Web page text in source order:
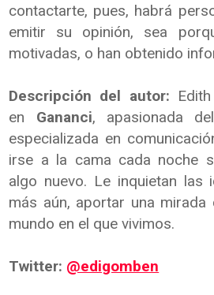
contactarte, pues, habrá
emitir su opinión, sea
motivadas, o han obtenido
Descripción del autor:
en Gananci, apasionada
especializada en
irse a la cama cada noche
algo nuevo. Le inquietan las
más aún, aportar una mirada
mundo en el que vivimos.
Twitter: @edigomben